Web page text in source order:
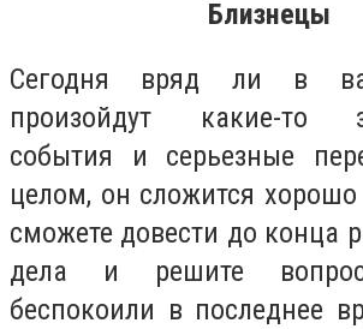
Близнецы
Сегодня вряд ли в
произойдут какие-то
события и серьезные
целом, он сложится
сможете довести до конца
дела и решите
беспокоили в последнее